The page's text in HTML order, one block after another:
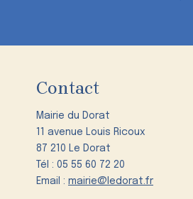
Contact
Mairie du Dorat
11 avenue Louis Ricoux
87 210 Le Dorat
Tél : 05 55 60 72 20
Email : mairie@ledorat.fr